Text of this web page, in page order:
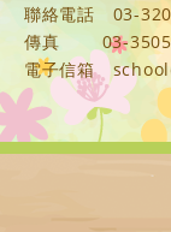
聯絡電話
03-
傳真
03-
電子信箱